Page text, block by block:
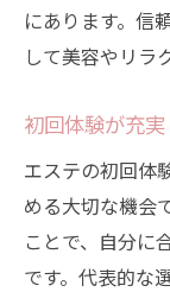
にあります。信
して美容やリラ
初回体験が充
エステの初回体
める大切な機会
ことで、自分に
です。代表的な